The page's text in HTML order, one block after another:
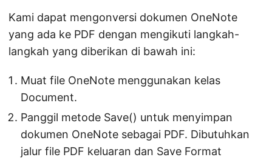
Kami dapat mengonversi dokumen OneNote
yang ada ke PDF dengan mengikuti langkah-
langkah yang diberikan di bawah ini:
Muat file OneNote menggunakan kelas
Document.
Panggil metode Save() untuk menyimpan
dokumen OneNote sebagai PDF. Dibutuhkan
jalur file PDF keluaran dan Save Format